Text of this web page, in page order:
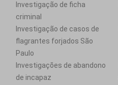
Investigação de ficha
criminal
Investigação de casos de
flagrantes forjados São
Paulo
Investigações de abandono
de incapaz